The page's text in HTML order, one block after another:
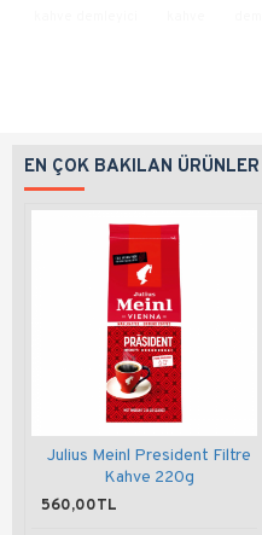
EN ÇOK BAKILAN ÜRÜNLER
Julius Meinl President Filtre
Kahve 220g
560,00TL